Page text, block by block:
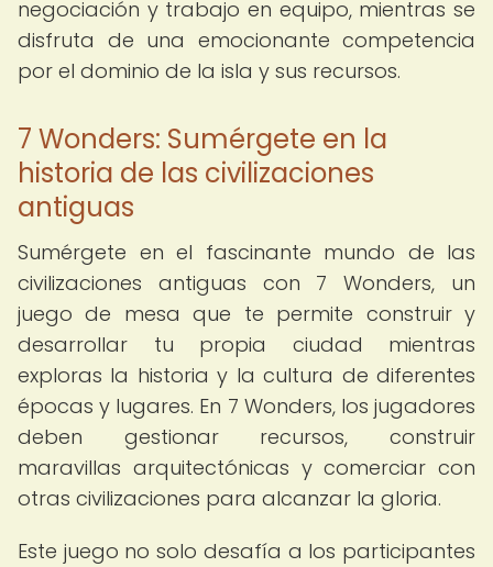
negociación y trabajo en equipo, mientras se
disfruta de una emocionante competencia
por el dominio de la isla y sus recursos.
7 Wonders: Sumérgete en la
historia de las civilizaciones
antiguas
Sumérgete en el fascinante mundo de las
civilizaciones antiguas con 7 Wonders, un
juego de mesa que te permite construir y
desarrollar tu propia ciudad mientras
exploras la historia y la cultura de diferentes
épocas y lugares. En 7 Wonders, los jugadores
deben gestionar recursos, construir
maravillas arquitectónicas y comerciar con
otras civilizaciones para alcanzar la gloria.
Este juego no solo desafía a los participantes